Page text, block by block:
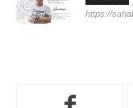
https://